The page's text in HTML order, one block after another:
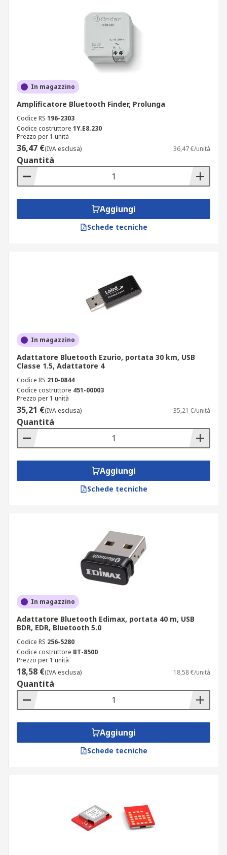
In magazzino
Amplificatore Bluetooth Finder, Prolunga
Codice RS 196-2303
Codice costruttore 1Y.E8.230
Prezzo per 1 unità
36,47 €(IVA esclusa) 36,47 €/unità
Quantità
Aggiungi
Schede tecniche
In magazzino
Adattatore Bluetooth Ezurio, portata 30 km, USB
Classe 1.5, Adattatore 4
Codice RS 210-0844
Codice costruttore 451-00003
Prezzo per 1 unità
35,21 €(IVA esclusa) 35,21 €/unità
Quantità
Aggiungi
Schede tecniche
In magazzino
Adattatore Bluetooth Edimax, portata 40 m, USB
BDR, EDR, Bluetooth 5.0
Codice RS 256-5280
Codice costruttore BT-8500
Prezzo per 1 unità
18,58 €(IVA esclusa) 18,58 €/unità
Quantità
Aggiungi
Schede tecniche